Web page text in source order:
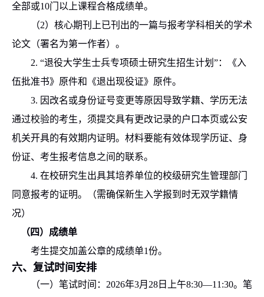
全部或10门以上课程合格成绩单。
（2）核心期刊上已刊出的一篇与报考学科相关的学术
论文（署名为第一作者）。
2. “退役大学生士兵专项硕士研究生招生计划”：《入
伍批准书》原件和《退出现役证》原件。
3. 因改名或身份证号变更等原因导致学籍、学历无法
通过校验的考生，须提交具有更改记录的户口本页或公安
机关开具的有效期内证明。材料要能有效体现学历证、身
份证、考生报考信息之间的联系。
4. 在校研究生出具其培养单位的校级研究生管理部门
同意报考的证明。（需确保新生入学报到时无双学籍情
况）
（ 四） 成绩单
考生提交加盖公章的成绩单1份。
六、复试时间安排
（一）笔试时间： 2026年3月 28日上午8:30—11:30。笔